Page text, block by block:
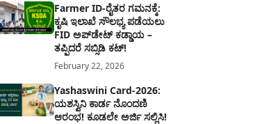
Farmer ID-ರೈತರ ಗಮನಕ್ಕೆ:
ಕೃಷಿ ಇಲಾಖೆ ಸೌಲಭ್ಯ ಪಡೆಯಲು
FID ಅಪ್‌ಡೇಟ್ ಕಡ್ಡಾಯ –
ತಪ್ಪಿದರೆ ಸಬ್ಸಿಡಿ ಕಟ್!
February 22, 2026
Yashaswini Card-2026:
ಯಶಸ್ವಿನಿ ಕಾರ್ಡ ನೊಂದಣಿ
ಆರಂಭ! ಕೂಡಲೇ ಅರ್ಜಿ ಸಲ್ಲಿಸಿ!